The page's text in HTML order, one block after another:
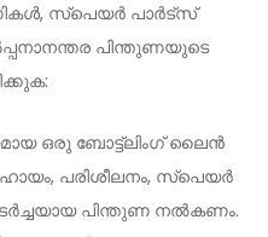
സ്പെയർ പാർട്സ്
പിന്തുണയുടെ
ഒരു ബോട്ട്ലിംഗ് ലൈൻ
പരിശീലനം, സ്പെയർ
പിന്തുണ നൽകണം.